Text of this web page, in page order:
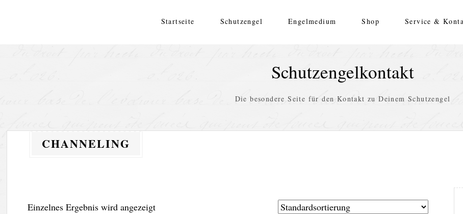
Startseite Schutzengel Engelmedium Shop Service &
Schutzengelkontakt
Die besondere Seite für den Kontakt zu Deinem Schutzengel
CHANNELING
Einzelnes Ergebnis wird angezeigt